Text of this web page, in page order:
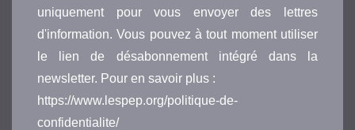
uniquement pour vous envoyer des lettres
d'information. Vous pouvez à tout moment utiliser
le lien de désabonnement intégré dans la
newsletter. Pour en savoir plus :
https://www.lespep.org/politique-de-
confidentialite/